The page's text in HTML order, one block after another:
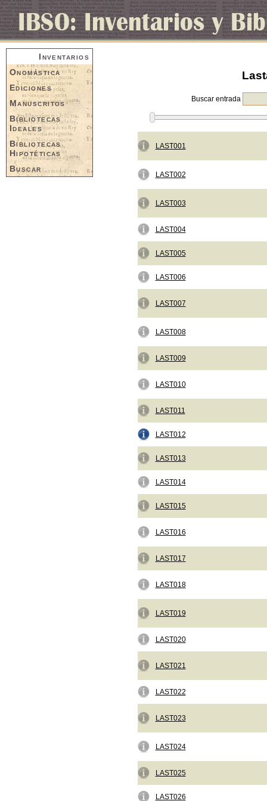
Inventarios
Onomástica
Ediciones
Manuscritos
Bibliotecas
Ideales
Bibliotecas
Hipotéticas
Buscar
Buscar entrada
LAST001
LAST002
LAST003
LAST004
LAST005
LAST006
LAST007
LAST008
LAST009
LAST010
LAST011
LAST012
LAST013
LAST014
LAST015
LAST016
LAST017
LAST018
LAST019
LAST020
LAST021
LAST022
LAST023
LAST024
LAST025
LAST026